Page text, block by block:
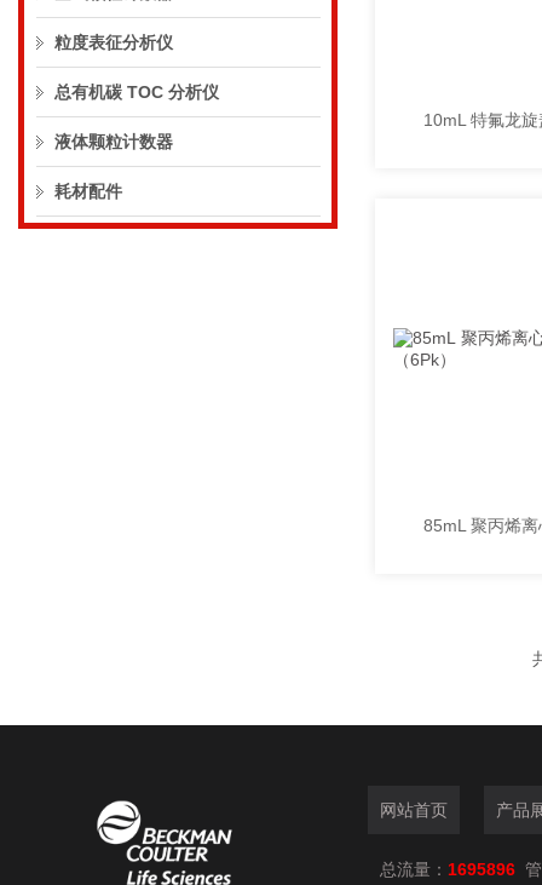
粒度表征分析仪
总有机碳 TOC 分析仪
液体颗粒计数器
耗材配件
网站首页 产品
总流量： 1695896